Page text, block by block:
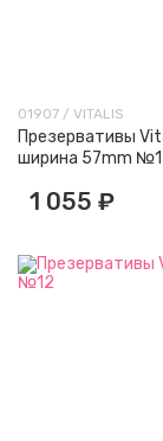
01907 / VITALIS
Презервативы
ширина 57mm
1 055 ₽